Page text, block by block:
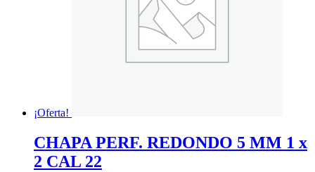
¡Oferta!
CHAPA PERF. REDONDO 5 MM 1 x
2 CAL 22